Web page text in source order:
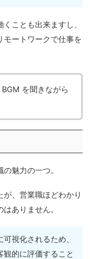
ことも出来ますし、
モートワークで仕事を
を聞きながら
魅力の一つ。
、営業職ほどわかり
ありません。
視化されるため、
観的に評価すること